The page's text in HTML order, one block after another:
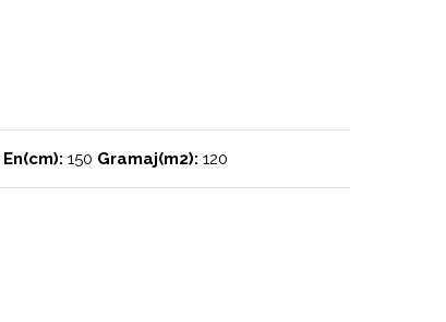
En(cm): 150 Gramaj(m2): 120